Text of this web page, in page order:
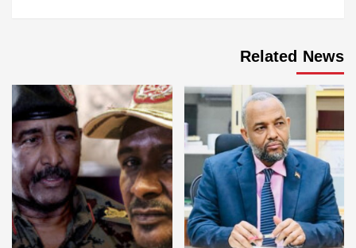
Related News